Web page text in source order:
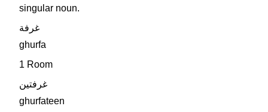
singular noun.
غرفة
ghurfa
1 Room
غرفتين
ghurfateen